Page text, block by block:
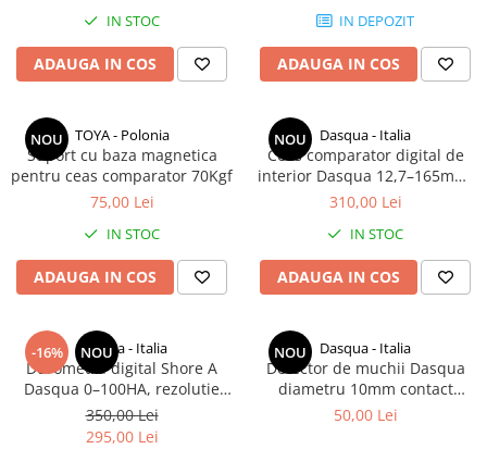
Accesorii micrometre
Ceasuri comparatoare
Ceasuri comparatoare mecanice
Ceasuri comparatoare digitale de
exterior
Ceasuri comparatoare digitale de
Truse de alezaj cu ceas
comparator
Ceasuri comparatoare digitale de
grosimi
Ceasuri comparatoare mecanice
de grosimi
Ceasuri comparatoare de
IN STOC
ADAUGA IN COS
IN DEPOZIT
ADAUGA IN COS
NOU TOYA - Polonia
Suport cu baza magnetica
pentru ceas comparator 70Kgf
75,00 Lei
IN STOC
ADAUGA IN COS
NOU Dasqua - Italia
Ceas comparator digital de
interior Dasqua 12,7–165mm,
rezolutie 0,1mm, precizie
310,00 Lei
IN STOC
ADAUGA IN COS
-16% NOU
Dasqua - Italia
Durometru digital Shore A
Dasqua 0–100HA, rezolutie
0,5HA, precizie +/-2HA
350,00 Lei
295,00 Lei
NOU Dasqua - Italia
Detector de muchii Dasqua
diametru 10mm contact
10mm precizie +/-0,005mm
50,00 Lei